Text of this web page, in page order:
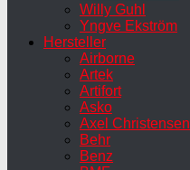
Willy Guhl
Yngve Ekström
Hersteller
Airborne
Artek
Artifort
Asko
Axel Christensen
Behr
Benz